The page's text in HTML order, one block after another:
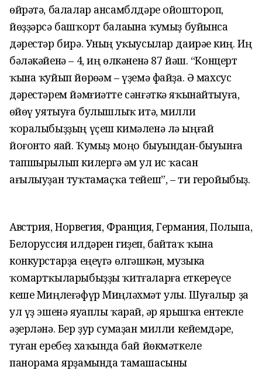
өйрәтә, балалар ансамблдәре ойоштороп,
йөҙҙәрсә башҡорт балаһына ҡумыҙ буйынса
дәрестәр бирә. Уның уҡыусылар даирәһе киң. Иң
бәләкәйенә – 4, иң өлкәненә 87 йәш. “Концерт
ҡына ҡуйып йөрөһәм – үҙемә файҙа. Ә махсус
дәрестәрем йәмғиәтте сәнғәткә яҡынайтыуға,
һөйөү уятыуға булышлыҡ итә, милли
ҡоралыбыҙҙың үҫеш кимәленә лә ыңғай
йоғонто яһай. Ҡумыҙ моңо быуындан-быуынға
тапшырылып килергә һәм ул һис ҡасан
ағылыуҙан туҡтамаҫҡа тейеш”, – ти геройыбыҙ.
Австрия, Норвегия, Франция, Германия, Польша,
Белоруссия илдәрен гиҙеп, байтаҡ ҡына
конкурстарҙа еңеүгә өлгәшкән, музыка
ҡомартҡыларыбыҙҙы ҡитғаларға еткереүсе
кеше Миңлеғәфүр Миңләхмәт улы. Шуғалыр ҙа
ул үҙ эшенә яуаплы ҡарай, һәр ярышҡа ентекле
әҙерләнә. Бер ҙур сумаҙан милли кейемдәре,
туған еребеҙ хаҡында бай йөкмәткеле
панорама ярҙамында тамашасыны